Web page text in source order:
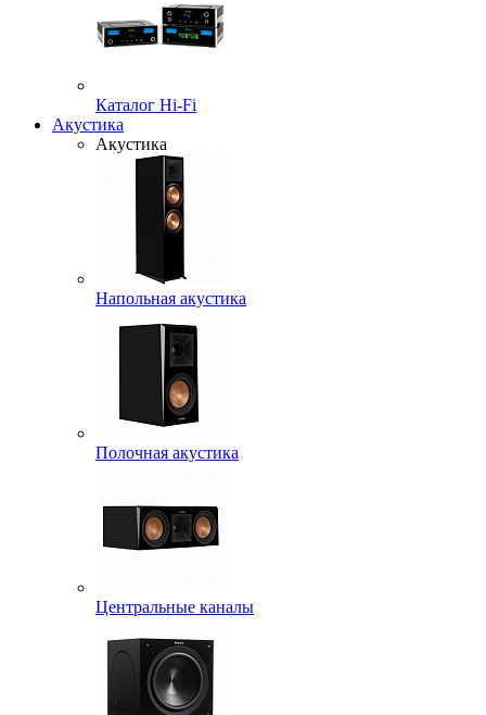
Каталог Hi-Fi
Акустика
Акустика
Напольная акустика
Полочная акустика
Центральные каналы